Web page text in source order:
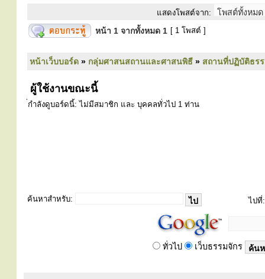
แสดงโพสต์จาก:
หน้า 1 จากทั้งหมด 1 [ 1 โพสต์ ]
หน้าเว็บบอร์ด » กลุ่มศาสนสถานและศาสนพิธี » สถานที่ปฏิบัติธร
ผู้ใช้งานขณะนี้
่กำลังดูบอร์ดนี้: ไม่มีสมาชิก และ บุคคลทั่วไป 1 ท่าน
ค้นหาสำหรับ: ไปที่:
ทั่วไป เว็บธรรมจักร